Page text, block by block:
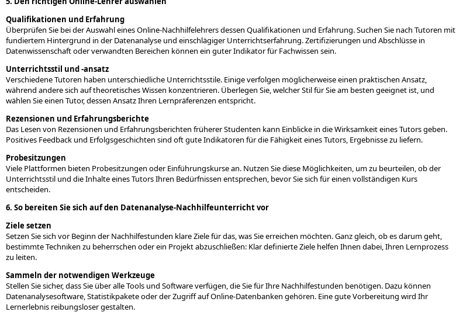
Qualifikationen und Erfahrung
Überprüfen Sie bei der Auswahl eines Online-Nachhilfelehrers dessen Qualifikationen und Erfahrung. Suchen Sie nach Tutoren mit
fundiertem Hintergrund in der Datenanalyse und einschlägiger Unterrichtserfahrung. Zertifizierungen und Abschlüsse in
Datenwissenschaft oder verwandten Bereichen können ein guter Indikator für Fachwissen sein.
Unterrichtsstil und -ansatz
Verschiedene Tutoren haben unterschiedliche Unterrichtsstile. Einige verfolgen möglicherweise einen praktischen Ansatz,
während andere sich auf theoretisches Wissen konzentrieren. Überlegen Sie, welcher Stil für Sie am besten geeignet ist, und
wählen Sie einen Tutor, dessen Ansatz Ihren Lernpräferenzen entspricht.
Rezensionen und Erfahrungsberichte
Das Lesen von Rezensionen und Erfahrungsberichten früherer Studenten kann Einblicke in die Wirksamkeit eines Tutors geben.
Positives Feedback und Erfolgsgeschichten sind oft gute Indikatoren für die Fähigkeit eines Tutors, Ergebnisse zu liefern.
Probesitzungen
Viele Plattformen bieten Probesitzungen oder Einführungskurse an. Nutzen Sie diese Möglichkeiten, um zu beurteilen, ob der
Unterrichtsstil und die Inhalte eines Tutors Ihren Bedürfnissen entsprechen, bevor Sie sich für einen vollständigen Kurs
entscheiden.
6. So bereiten Sie sich auf den Datenanalyse-Nachhilfeunterricht vor
Ziele setzen
Setzen Sie sich vor Beginn der Nachhilfestunden klare Ziele für das, was Sie erreichen möchten. Ganz gleich, ob es darum geht,
bestimmte Techniken zu beherrschen oder ein Projekt abzuschließen: Klar definierte Ziele helfen Ihnen dabei, Ihren Lernprozess
zu leiten.
Sammeln der notwendigen Werkzeuge
Stellen Sie sicher, dass Sie über alle Tools und Software verfügen, die Sie für Ihre Nachhilfestunden benötigen. Dazu können
Datenanalysesoftware, Statistikpakete oder der Zugriff auf Online-Datenbanken gehören. Eine gute Vorbereitung wird Ihr
Lernerlebnis reibungsloser gestalten.